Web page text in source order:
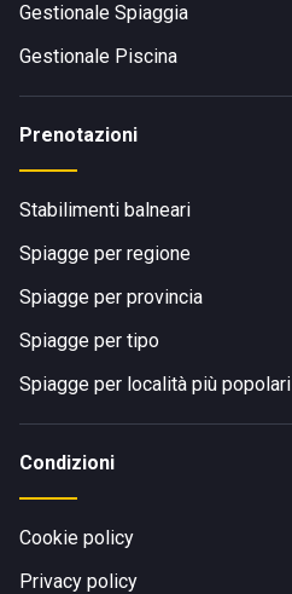
Gestionale Spiaggia
Gestionale Piscina
Prenotazioni
Stabilimenti balneari
Spiagge per regione
Spiagge per provincia
Spiagge per tipo
Spiagge per località più popolari
Condizioni
Cookie policy
Privacy policy